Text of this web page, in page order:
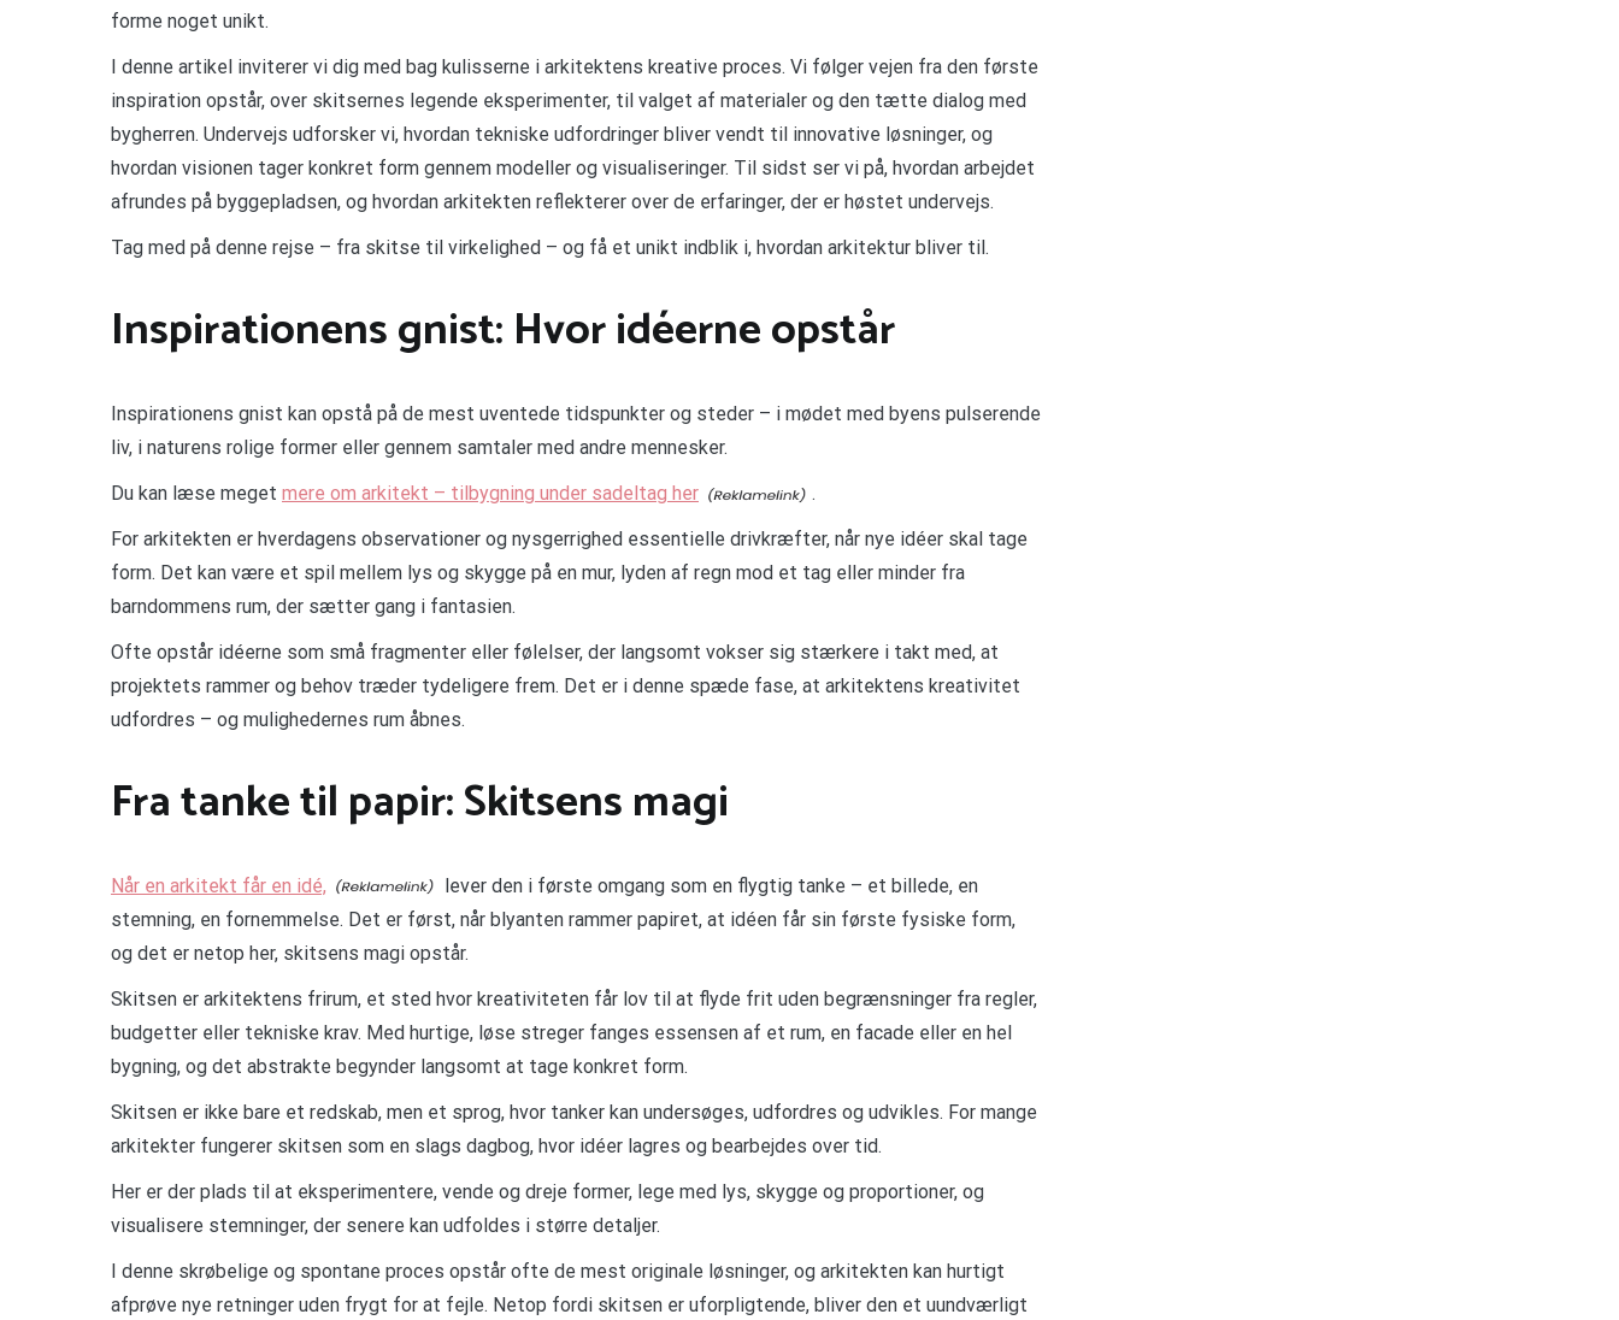
forme noget unikt.
I denne artikel inviterer vi dig med bag kulisserne i arkitektens kreative proces. Vi følger vejen fra den første
inspiration opstår, over skitsernes legende eksperimenter, til valget af materialer og den tætte dialog med
bygherren. Undervejs udforsker vi, hvordan tekniske udfordringer bliver vendt til innovative løsninger, og
hvordan visionen tager konkret form gennem modeller og visualiseringer. Til sidst ser vi på, hvordan arbejdet
afrundes på byggepladsen, og hvordan arkitekten reflekterer over de erfaringer, der er høstet undervejs.
Tag med på denne rejse – fra skitse til virkelighed – og få et unikt indblik i, hvordan arkitektur bliver til.
Inspirationens gnist: Hvor idéerne opstår
Inspirationens gnist kan opstå på de mest uventede tidspunkter og steder – i mødet med byens pulserende
liv, i naturens rolige former eller gennem samtaler med andre mennesker.
Du kan læse meget mere om arkitekt – tilbygning under sadeltag her
.
For arkitekten er hverdagens observationer og nysgerrighed essentielle drivkræfter, når nye idéer skal tage
form. Det kan være et spil mellem lys og skygge på en mur, lyden af regn mod et tag eller minder fra
barndommens rum, der sætter gang i fantasien.
Ofte opstår idéerne som små fragmenter eller følelser, der langsomt vokser sig stærkere i takt med, at
projektets rammer og behov træder tydeligere frem. Det er i denne spæde fase, at arkitektens kreativitet
udfordres – og mulighedernes rum åbnes.
Fra tanke til papir: Skitsens magi
Når en arkitekt får en idé,
lever den i første omgang som en flygtig tanke – et billede, en
stemning, en fornemmelse. Det er først, når blyanten rammer papiret, at idéen får sin første fysiske form,
og det er netop her, skitsens magi opstår.
Skitsen er arkitektens frirum, et sted hvor kreativiteten får lov til at flyde frit uden begrænsninger fra regler,
budgetter eller tekniske krav. Med hurtige, løse streger fanges essensen af et rum, en facade eller en hel
bygning, og det abstrakte begynder langsomt at tage konkret form.
Skitsen er ikke bare et redskab, men et sprog, hvor tanker kan undersøges, udfordres og udvikles. For mange
arkitekter fungerer skitsen som en slags dagbog, hvor idéer lagres og bearbejdes over tid.
Her er der plads til at eksperimentere, vende og dreje former, lege med lys, skygge og proportioner, og
visualisere stemninger, der senere kan udfoldes i større detaljer.
I denne skrøbelige og spontane proces opstår ofte de mest originale løsninger, og arkitekten kan hurtigt
afprøve nye retninger uden frygt for at fejle. Netop fordi skitsen er uforpligtende, bliver den et uundværligt